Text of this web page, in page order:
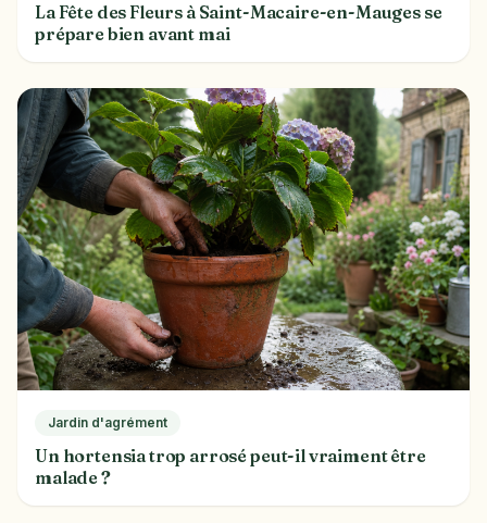
La Fête des Fleurs à Saint-Macaire-en-Mauges se
prépare bien avant mai
Jardin d'agrément
Un hortensia trop arrosé peut-il vraiment être
malade ?